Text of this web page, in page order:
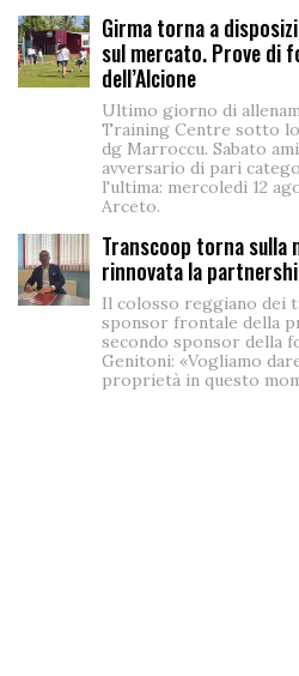
Girma torna a
sul mercato. Prove di
dell’Alcione
Ultimo giorno di
Training Centre sotto
dg Marroccu. Sabato
avversario di pari
l'ultima: mercoledì 12
Arceto.
Transcoop torna sulla
rinnovata la
Il colosso reggiano dei
sponsor frontale della
secondo sponsor della
Genitoni: «Vogliamo
proprietà in questo